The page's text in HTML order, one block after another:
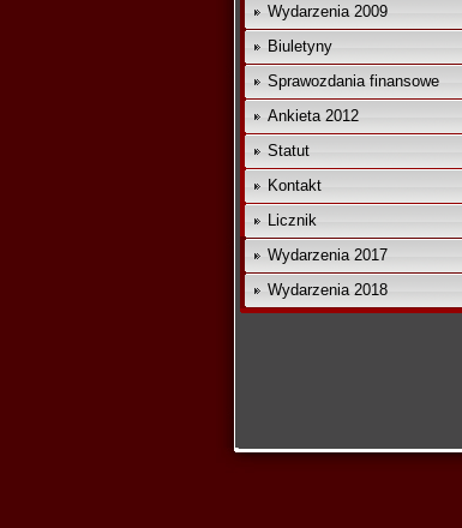
Wydarzenia 2009
Biuletyny
Sprawozdania finansowe
Ankieta 2012
Statut
Kontakt
Licznik
Wydarzenia 2017
Wydarzenia 2018